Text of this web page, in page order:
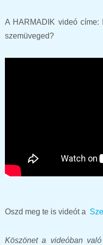
A HARMADIK videó
szemüveged?
Oszd meg te is videót a
Köszönet a videóban